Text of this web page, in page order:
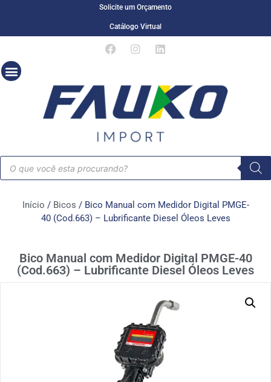
Solicite um Orçamento
Catálogo Virtual
Início / Bicos / Bico Manual com Medidor Digital PMGE-
40 (Cod.663) – Lubrificante Diesel Óleos Leves
Bico Manual com Medidor Digital PMGE-40
(Cod.663) – Lubrificante Diesel Óleos Leves